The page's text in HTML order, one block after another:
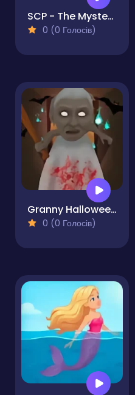
SCP - The Mystery Man
0 (0 Голосів)
Granny Halloween House
0 (0 Голосів)